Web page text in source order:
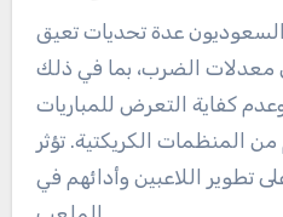
السعوديون عدة تحديات تعيق
معدلات الضرب، بما في ذلك
كفاية التعرض للمباريات
المنظمات الكريكتية. تؤثر
تطوير اللاعبين وأدائهم في